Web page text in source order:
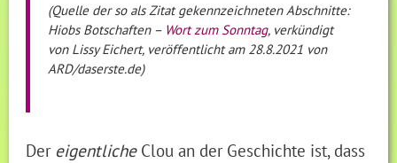
(Quelle der so als Zitat gekennzeichneten Abschnitte:
Hiobs Botschaften – Wort zum Sonntag, verkündigt
von Lissy Eichert, veröffentlicht am 28.8.2021 von
ARD/daserste.de)
Der eigentlicheClou an der Geschichte ist, dass